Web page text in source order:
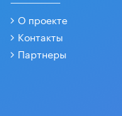
О проекте
Контакты
Партнеры